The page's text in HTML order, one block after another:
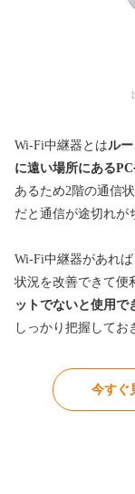
Wi-Fi中継器とはル
に遠い場所にある
あるため2階の通信
だと通信が途切れが
Wi-Fi中継器があれ
状況を改善できて便
ットでないと使用で
しっかり把握してお
今すぐ